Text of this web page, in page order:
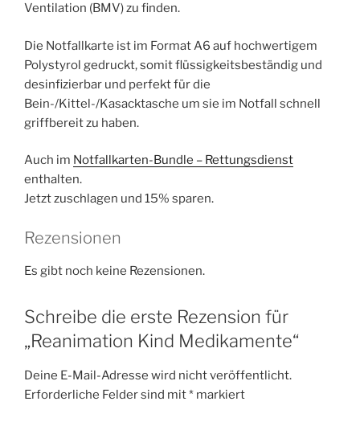
Ventilation (BMV) zu finden.
Die Notfallkarte ist im Format A6 auf hochwertigem
Polystyrol gedruckt, somit flüssigkeitsbeständig und
desinfizierbar und perfekt für die
Bein-/Kittel-/Kasacktasche um sie im Notfall schnell
griffbereit zu haben.
Auch im Notfallkarten-Bundle – Rettungsdienst
enthalten.
Jetzt zuschlagen und 15% sparen.
Rezensionen
Es gibt noch keine Rezensionen.
Schreibe die erste Rezension für
„Reanimation Kind Medikamente“
Deine E-Mail-Adresse wird nicht veröffentlicht.
Erforderliche Felder sind mit* markiert